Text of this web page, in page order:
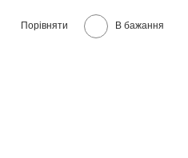
Порівняти В бажання